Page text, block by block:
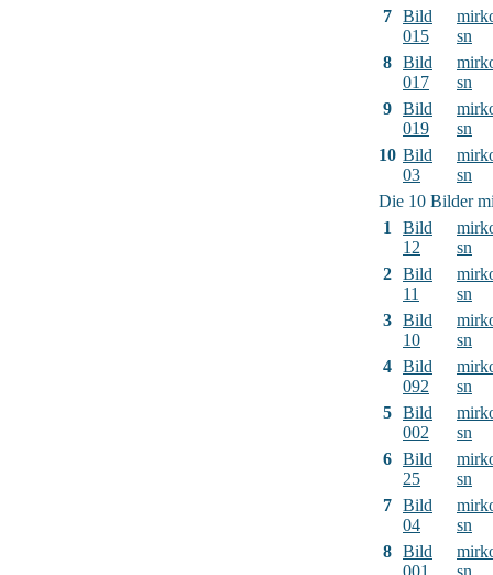
7 Bild
015
sn
8 Bild
017
sn
9 Bild
019
sn
10 Bild
03
sn
Die 10 Bilder
1
Bild
12
sn
2 Bild
11
sn
3 Bild
10
sn
4 Bild
092
sn
5 Bild
002
sn
6 Bild
25
sn
7 Bild
04
sn
8 Bild
001
sn